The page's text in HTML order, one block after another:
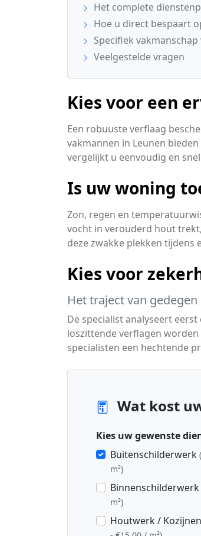
Het complete
Hoe u direct bespaart
Specifiek
Veelgestelde vragen
Kies voor een
Een robuuste verflaag
vakmannen in Leunen
vergelijkt u eenvoudig en
Is uw woning
Zon, regen en
vocht in verouderd hout
deze zwakke plekken tijdens
Kies voor
Het traject van
De specialist analyseert
loszittende verflagen
specialisten een hechtende
Wat kost
Kies uw gewenste
Buitenschilderwerk
m²)
Binnenschilderwerk
m²)
Houtwerk /